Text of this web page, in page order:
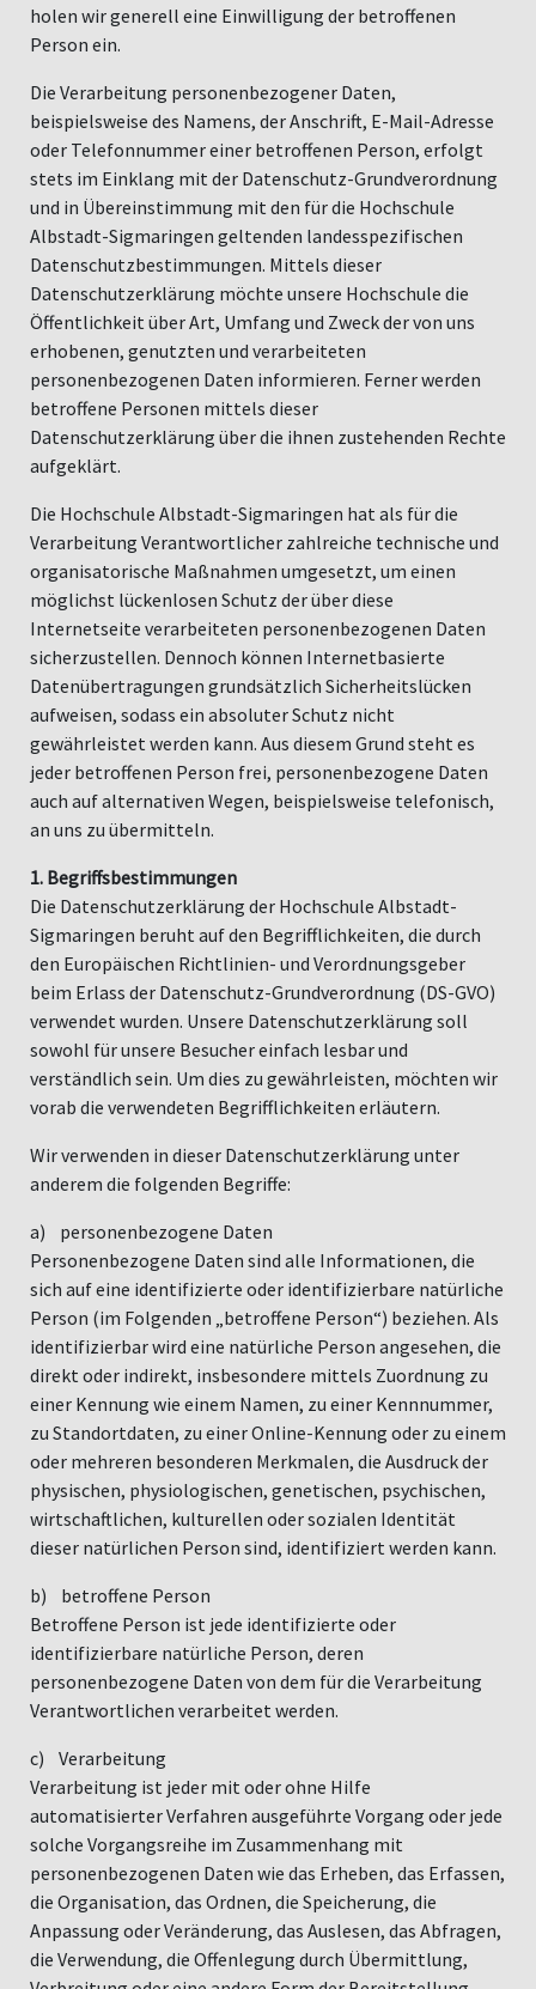
holen wir generell eine Einwilligung der betroffenen
Person ein.
Die Verarbeitung personenbezogener Daten,
beispielsweise des Namens, der Anschrift, E-Mail-Adresse
oder Telefonnummer einer betroffenen Person, erfolgt
stets im Einklang mit der Datenschutz-Grundverordnung
und in Übereinstimmung mit den für die Hochschule
Albstadt-Sigmaringen geltenden landesspezifischen
Datenschutzbestimmungen. Mittels dieser
Datenschutzerklärung möchte unsere Hochschule die
Öffentlichkeit über Art, Umfang und Zweck der von uns
erhobenen, genutzten und verarbeiteten
personenbezogenen Daten informieren. Ferner werden
betroffene Personen mittels dieser
Datenschutzerklärung über die ihnen zustehenden Rechte
aufgeklärt.
Die Hochschule Albstadt-Sigmaringen hat als für die
Verarbeitung Verantwortlicher zahlreiche technische und
organisatorische Maßnahmen umgesetzt, um einen
möglichst lückenlosen Schutz der über diese
Internetseite verarbeiteten personenbezogenen Daten
sicherzustellen. Dennoch können Internetbasierte
Datenübertragungen grundsätzlich Sicherheitslücken
aufweisen, sodass ein absoluter Schutz nicht
gewährleistet werden kann. Aus diesem Grund steht es
jeder betroffenen Person frei, personenbezogene Daten
auch auf alternativen Wegen, beispielsweise telefonisch,
an uns zu übermitteln.
1. Begriffsbestimmungen
Die Datenschutzerklärung der Hochschule Albstadt-
Sigmaringen beruht auf den Begrifflichkeiten, die durch
den Europäischen Richtlinien- und Verordnungsgeber
beim Erlass der Datenschutz-Grundverordnung (DS-GVO)
verwendet wurden. Unsere Datenschutzerklärung soll
sowohl für unsere Besucher einfach lesbar und
verständlich sein. Um dies zu gewährleisten, möchten wir
vorab die verwendeten Begrifflichkeiten erläutern.
Wir verwenden in dieser Datenschutzerklärung unter
anderem die folgenden Begriffe:
a) personenbezogene Daten
Personenbezogene Daten sind alle Informationen, die
sich auf eine identifizierte oder identifizierbare natürliche
Person (im Folgenden „betroffene Person“) beziehen. Als
identifizierbar wird eine natürliche Person angesehen, die
direkt oder indirekt, insbesondere mittels Zuordnung zu
einer Kennung wie einem Namen, zu einer Kennnummer,
zu Standortdaten, zu einer Online-Kennung oder zu einem
oder mehreren besonderen Merkmalen, die Ausdruck der
physischen, physiologischen, genetischen, psychischen,
wirtschaftlichen, kulturellen oder sozialen Identität
dieser natürlichen Person sind, identifiziert werden kann.
b) betroffene Person
Betroffene Person ist jede identifizierte oder
identifizierbare natürliche Person, deren
personenbezogene Daten von dem für die Verarbeitung
Verantwortlichen verarbeitet werden.
c) Verarbeitung
Verarbeitung ist jeder mit oder ohne Hilfe
automatisierter Verfahren ausgeführte Vorgang oder jede
solche Vorgangsreihe im Zusammenhang mit
personenbezogenen Daten wie das Erheben, das Erfassen,
die Organisation, das Ordnen, die Speicherung, die
Anpassung oder Veränderung, das Auslesen, das Abfragen,
die Verwendung, die Offenlegung durch Übermittlung,